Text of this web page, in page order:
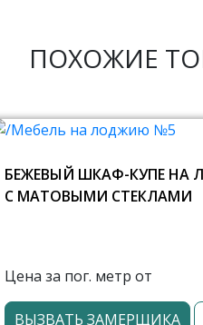
ПОХОЖИЕ
БЕЖЕВЫЙ ШКАФ-КУПЕ
С МАТОВЫМИ СТЕКЛАМИ
Цена за пог. метр от
ВЫЗВАТЬ ЗАМЕРЩИКА